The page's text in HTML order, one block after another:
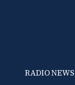
RADIONEWS